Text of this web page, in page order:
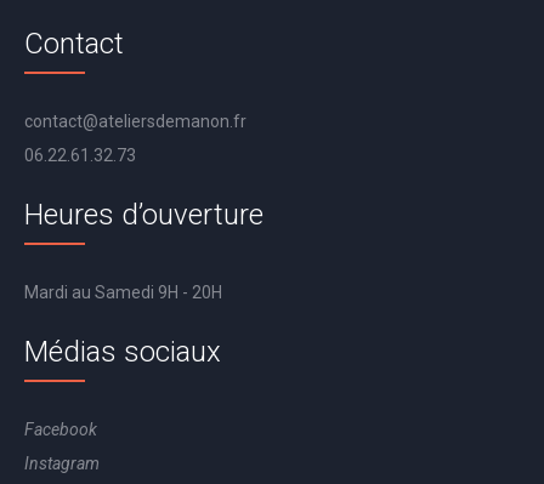
Contact
contact@ateliersdemanon.fr
06.22.61.32.73
Heures d’ouverture
Mardi au Samedi 9H - 20H
Médias sociaux
Facebook
Instagram